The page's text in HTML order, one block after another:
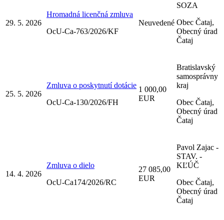
29. 5. 2026
Hromadná licenčná zmluva
OcU-Ca-763/2026/KF
Neuvedené
SOZA
Obec Čataj,
Obecný úrad
Čataj
25. 5. 2026
Zmluva o poskytnutí dotácie
OcU-Ca-130/2026/FH
1 000,00
EUR
Bratislavský
samosprávny
kraj
Obec Čataj,
Obecný úrad
Čataj
14. 4. 2026
Zmluva o dielo
OcU-Ca174/2026/RC
27 085,00
EUR
Pavol Zajac -
STAV. -
KĽÚČ
Obec Čataj,
Obecný úrad
Čataj